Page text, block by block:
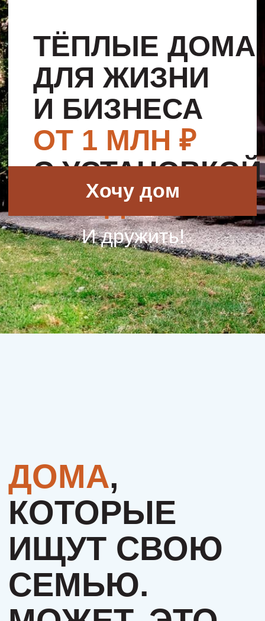
С УСТАНОВКОЙ
ЗА 1 ДЕНЬ
Хочу дом
ДОМА,
КОТОРЫЕ
ИЩУТ СВОЮ
СЕМЬЮ.